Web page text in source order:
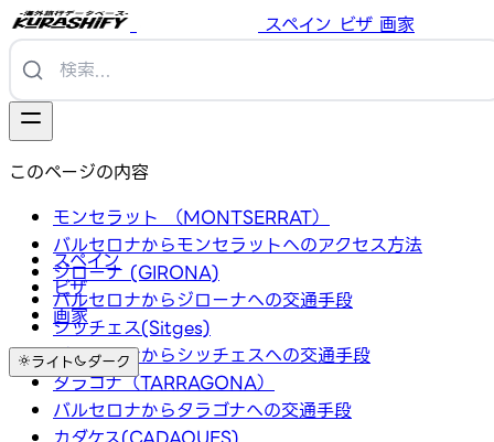
スペイン ビザ 画家
スペイン
ビザ
画家
ライト ダーク
このページの内容
モンセラット （MONTSERRAT）
バルセロナからモンセラットへのアクセス方法
ジローナ (GIRONA)
バルセロナからジローナへの交通手段
シッチェス(Sitges)
バルセロナからシッチェスへの交通手段
タラゴナ（TARRAGONA）
バルセロナからタラゴナへの交通手段